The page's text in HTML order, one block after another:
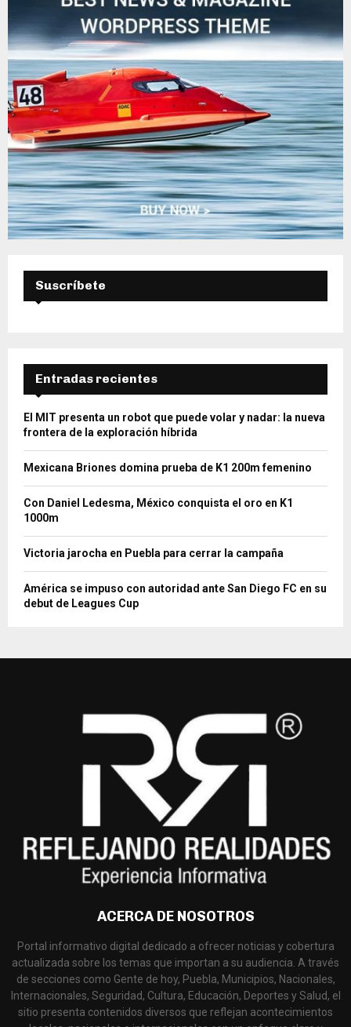
A
Suscríbete
Entradas recientes
El MIT presenta un robot que puede volar y nadar: la nueva
frontera de la exploración híbrida
Mexicana Briones domina prueba de K1 200m femenino
Con Daniel Ledesma, México conquista el oro en K1
1000m
Victoria jarocha en Puebla para cerrar la campaña
América se impuso con autoridad ante San Diego FC en su
debut de Leagues Cup
ACERCA DE NOSOTROS
Portal informativo digital dedicado a ofrecer noticias y cobertura
actualizada sobre los temas que importan a su audiencia. A través
de secciones como Gente de hoy, Puebla, Municipios, Nacionales,
Internacionales, Seguridad, Cultura, Educación, Deportes y Salud, el
sitio presenta contenidos diversos que reflejan acontecimientos